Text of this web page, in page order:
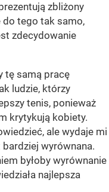
zbliżony
do tego tak samo,
zdecydowanie
tę samą pracę
ludzie, którzy
tenis, ponieważ
krytykują kobiety.
ale wydaje mi
wyrównana.
byłoby wyrównanie
najlepsza